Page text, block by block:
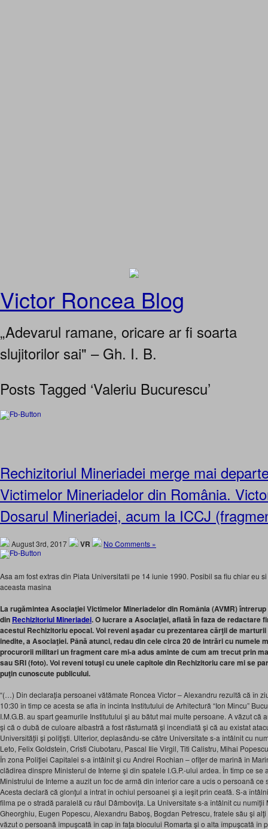
Victor Roncea Blog
„Adevarul ramane, oricare ar fi soarta
slujitorilor sai" – Gh. I. B.
Posts Tagged ‘Valeriu Bucurescu’
Rechizitoriul Mineriadei merge mai
Victimelor Mineriadelor din România.
Dosarul Mineriadei, acum la ICCJ
August 3rd, 2017 VR No Comments »
Asa am fost extras din Piata Universitatii pe 14 iunie 1990. Posibil sa fiu chiar eu
aceasta masina
La rugămintea Asociaţiei Victimelor Mineriadelor din România (AVMR)
din Rechizitoriul Mineriadei. O lucrare a Asociaţiei, aflată în faza de redactare
acestui Rechizitoriu epocal. Voi reveni aşadar cu prezentarea cărţii de
inedite, a Asociaţiei. Până atunci, redau din cele circa 20 de intrări cu numele
procurorii militari un fragment care mi-a adus aminte de cum am trecut prin
sau SRI (foto). Voi reveni totuşi cu unele capitole din Rechizitoriu care mi se
puţin cunoscute publicului.
“(…) Din declaraţia persoanei vătămate Roncea Victor – Alexandru rezultă că în
10:30 în timp ce acesta se afla în incinta Institutului de Arhitectură “Ion Mincu”
I.M.G.B. au spart geamurile Institutului şi au bătut mai multe persoane. A văzut că
şi că o dubă de culoare albastră a fost răsturnată şi incendiată şi că au existat
Universităţii şi poliţişti. Ulterior, deplasându-se către Universitate s-a întâlnit cu
Leto, Felix Goldstein, Cristi Ciubotaru, Pascal Ilie Virgil, Titi Calistru, Mihai
În zona Poliţiei Capitalei s-a întâlnit şi cu Andrei Rochian – ofiţer de marină în
clădirea dinspre Ministerul de Interne şi din spatele I.G.P.-ului ardea. În timp ce se
Ministrului de Interne a auzit un foc de armă din interior care a ucis o persoană ce
Acesta declară că glonţul a intrat în ochiul persoanei şi a ieşit prin ceafă. S-a
filma pe o stradă paralelă cu râul Dâmboviţa. La Universitate s-a întâlnit cu
Gheorghiu, Eugen Popescu, Alexandru Baboş, Bogdan Petrescu, fratele său şi
văzut o persoană împuşcată în cap în faţa blocului Romarta şi o alta împuşcată în